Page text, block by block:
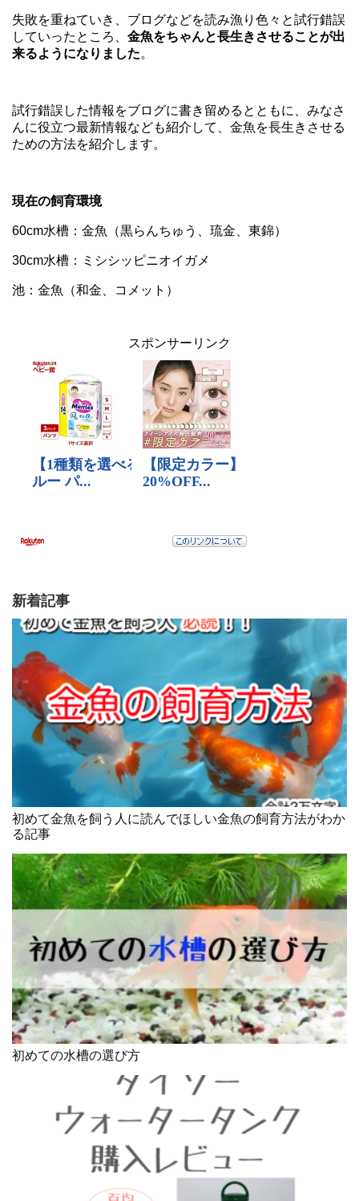
失敗を重ねていき、ブログなどを読み漁り色々と試行錯誤
していったところ、 金魚をちゃんと長生きさせることが出
来るようになりました。
試行錯誤した情報をブログに書き留めるとともに、みなさ
んに役立つ最新情報なども紹介して、金魚を長生きさせる
ための方法を紹介します。
現在の飼育環境
60cm水槽：金魚（黒らんちゅう、琉金、東錦）
30cm水槽：ミシシッピニオイガメ
池：金魚（和金、コメット）
スポンサーリンク
新着記事
初めて金魚を飼う人に読んでほしい金魚の飼育方法がわか
る記事
初めての水槽の選び方